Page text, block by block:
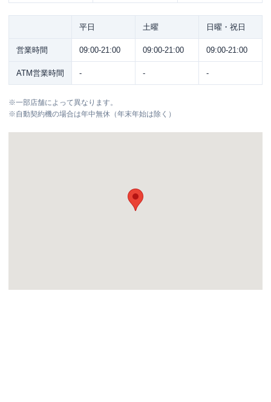
平日 土曜 日曜・祝日
営業時間 09:00-21:00 09:00-21:00 09:00-21:00
ATM営業時間 - - -
※一部店舗によって異なります。
※自動契約機の場合は年中無休（年末年始は除く）